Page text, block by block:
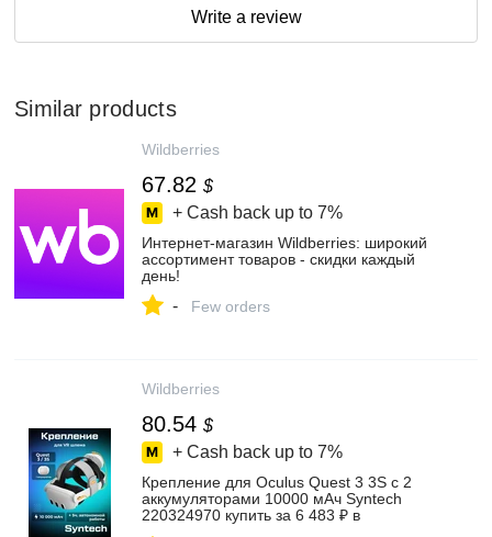
Write a review
Similar products
Wildberries
67.82 $
+ Cash back up to 7%
Интернет‑магазин Wildberries: широкий
ассортимент товаров - скидки каждый
день!
- Few orders
Wildberries
80.54 $
+ Cash back up to 7%
Крепление для Oculus Quest 3 3S с 2
аккумуляторами 10000 мАч Syntech
220324970 купить за 6 483 ₽ в